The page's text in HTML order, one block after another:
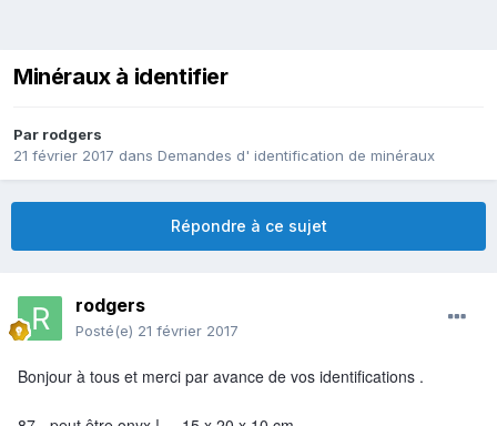
Minéraux à identifier
Par rodgers
21 février 2017 dans Demandes d' identification de minéraux
Répondre à ce sujet
rodgers
Posté(e) 21 février 2017
Bonjour à tous et merci par avance de vos identifications .